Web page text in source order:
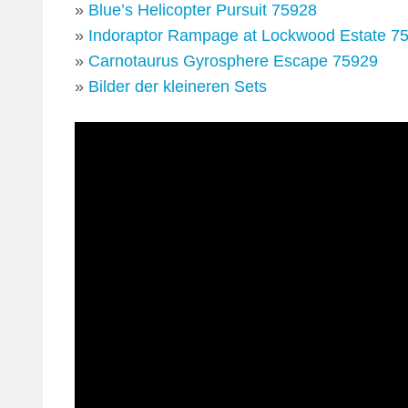
» Blue’s Helicopter Pursuit 75928
» Indoraptor Rampage at Lockwood Estate
» Carnotaurus Gyrosphere Escape 75929
» Bilder der kleineren Sets